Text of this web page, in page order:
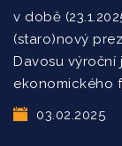
v době
(staro)nový
Davosu výroční
ekonomického
03.02.2025